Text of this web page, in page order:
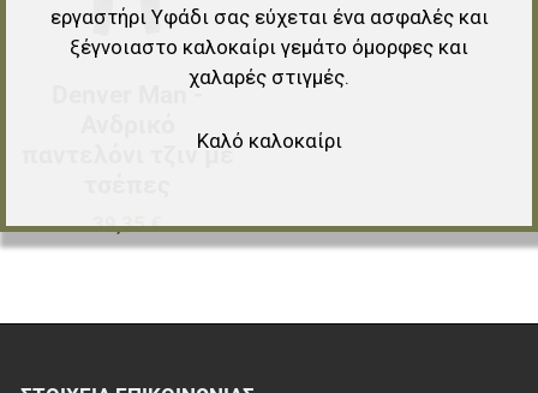
Denver Man -
παντελόνι τζιν με
39,35 €
εργαστήρι Υφάδι σας εύχεται ένα ασφαλές και
ξέγνοιαστο καλοκαίρι γεμάτο όμορφες και
χαλαρές στιγμές.
Καλό καλοκαίρι